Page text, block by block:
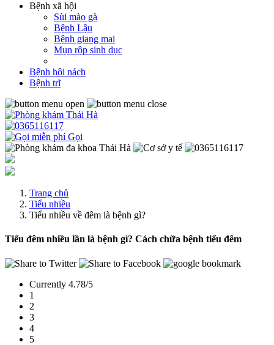
Bệnh xã hội
Sùi mào gà
Bệnh Lậu
Bệnh giang mai
Mụn rộp sinh dục
Bệnh hôi nách
Bệnh trĩ
Gọi
Trang chủ
Tiểu nhiều
Tiểu nhiều về đêm là bệnh gì?
Tiểu đêm nhiều lần là bệnh gì? Cách chữa bệnh tiểu đêm
Currently 4.78/5
1
2
3
4
5